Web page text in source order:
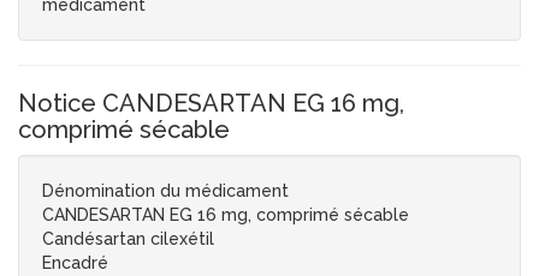
médicament
Notice CANDESARTAN EG 16 mg,
comprimé sécable
Dénomination du médicament
CANDESARTAN EG 16 mg, comprimé sécable
Candésartan cilexétil
Encadré